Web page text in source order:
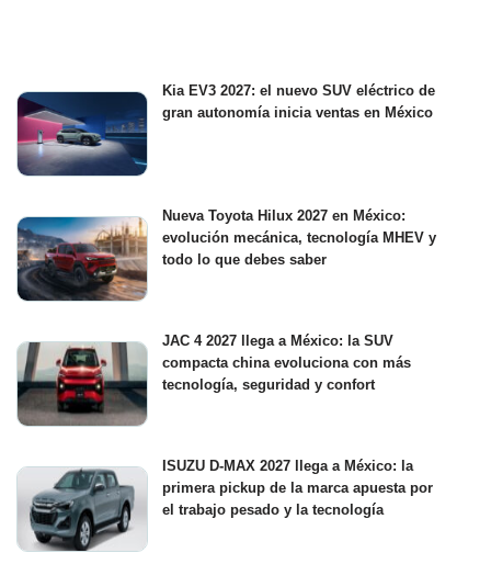
Kia EV3 2027: el nuevo SUV eléctrico de
gran autonomía inicia ventas en México
Nueva Toyota Hilux 2027 en México:
evolución mecánica, tecnología MHEV y
todo lo que debes saber
JAC 4 2027 llega a México: la SUV
compacta china evoluciona con más
tecnología, seguridad y confort
ISUZU D-MAX 2027 llega a México: la
primera pickup de la marca apuesta por
el trabajo pesado y la tecnología